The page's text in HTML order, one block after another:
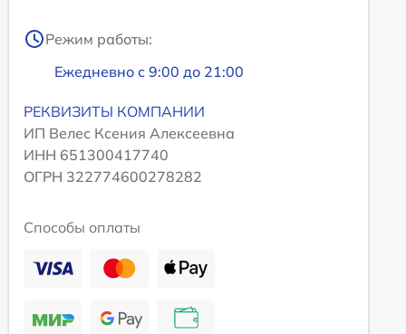
Режим работы:
Ежедневно с 9:00 до 21:00
РЕКВИЗИТЫ КОМПАНИИ
ИП Велес Ксения Алексеевна
ИНН 651300417740
ОГРН 322774600278282
Способы оплаты